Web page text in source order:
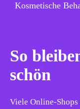
Kosmetische
So
schön
Viele Online-Shops